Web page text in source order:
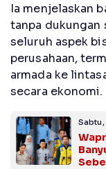
Ia menjelaskan
tanpa dukungan
seluruh aspek
perusahaan,
armada ke
secara ekonomi.
Sabtu,